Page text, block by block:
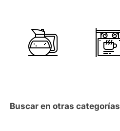
Buscar en otras categorías